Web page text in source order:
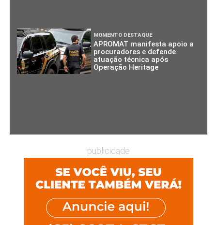
MOMENTO DESTAQUE
APROMAT manifesta apoio a
procuradores e defende
atuação técnica após
Operação Heritage
publicidade